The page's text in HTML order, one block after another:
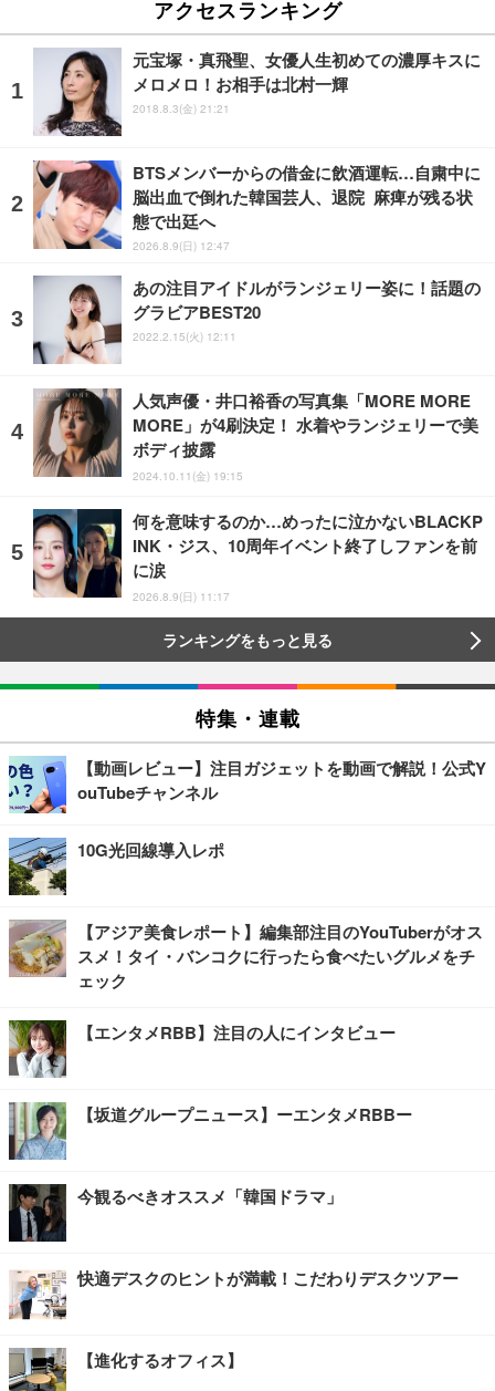
アクセスランキング
元宝塚・真飛聖、女優人生初めての濃厚キスに
メロメロ！お相手は北村一輝
2018.8.3(金) 21:21
BTSメンバーからの借金に飲酒運転…自粛中に
脳出血で倒れた韓国芸人、退院 麻痺が残る状
態で出廷へ
2026.8.9(日) 12:47
あの注目アイドルがランジェリー姿に！話題の
グラビアBEST20
2022.2.15(火) 12:11
人気声優・井口裕香の写真集「MORE MORE
MORE」が4刷決定！ 水着やランジェリーで美
ボディ披露
2024.10.11(金) 19:15
何を意味するのか…めったに泣かないBLACKP
INK・ジス、10周年イベント終了しファンを前
に涙
2026.8.9(日) 11:17
ランキングをもっと見る
特集・連載
【動画レビュー】注目ガジェットを動画で解説！公式Y
ouTubeチャンネル
10G光回線導入レポ
【アジア美食レポート】編集部注目のYouTuberがオス
スメ！タイ・バンコクに行ったら食べたいグルメをチ
ェック
【エンタメRBB】注目の人にインタビュー
【坂道グループニュース】ーエンタメRBBー
今観るべきオススメ「韓国ドラマ」
快適デスクのヒントが満載！こだわりデスクツアー
【進化するオフィス】